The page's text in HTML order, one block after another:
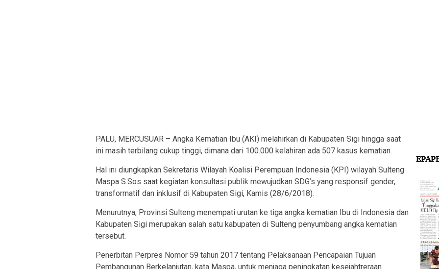
PALU, MERCUSUAR – Angka Kematian Ibu (AKI) melahirkan di Kabupaten Sigi hingga saat
ini masih terbilang cukup tinggi, dimana dari 100.000 kelahiran ada 507 kasus kematian.
Hal ini diungkapkan Sekretaris Wilayah Koalisi Perempuan Indonesia (KPI) wilayah Sulteng
Maspa S.Sos saat kegiatan konsultasi publik mewujudkan SDG’s yang responsif gender,
transformatif dan inklusif di Kabupaten Sigi, Kamis (28/6/2018).
Menurutnya, Provinsi Sulteng menempati urutan ke tiga angka kematian Ibu di Indonesia dan
Kabupaten Sigi merupakan salah satu kabupaten di Sulteng penyumbang angka kematian
tersebut.
Penerbitan Perpres Nomor 59 tahun 2017 tentang Pelaksanaan Pencapaian Tujuan
Pembangunan Berkelanjutan, kata Maspa, untuk menjaga peningkatan kesejahtreraan